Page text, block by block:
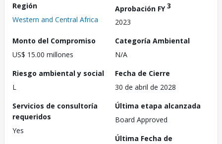
Región
Western and Central Africa
Aprobación FY3
2023
Monto del Compromiso
US$ 15.00 millones
Categoría Ambiental
N/A
Riesgo ambiental y social
L
Fecha de Cierre
30 de abril de 2028
Servicios de consultoría
requeridos
Yes
Última etapa alcanzada
Board Approved
Última Fecha de